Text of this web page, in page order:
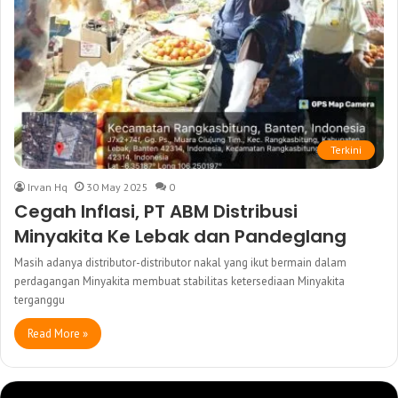
Terkini
Irvan Hq 30 May 2025 0
Cegah Inflasi, PT ABM Distribusi
Minyakita Ke Lebak dan Pandeglang
Masih adanya distributor-distributor nakal yang ikut bermain dalam
perdagangan Minyakita membuat stabilitas ketersediaan Minyakita
terganggu
Read More »